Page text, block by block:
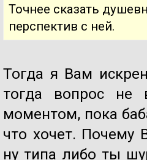
Точнее сказать
перспектив с ней.
Тогда я Вам
тогда вопрос не
моментом, пока
что хочет. Почему
ну типа либо ты